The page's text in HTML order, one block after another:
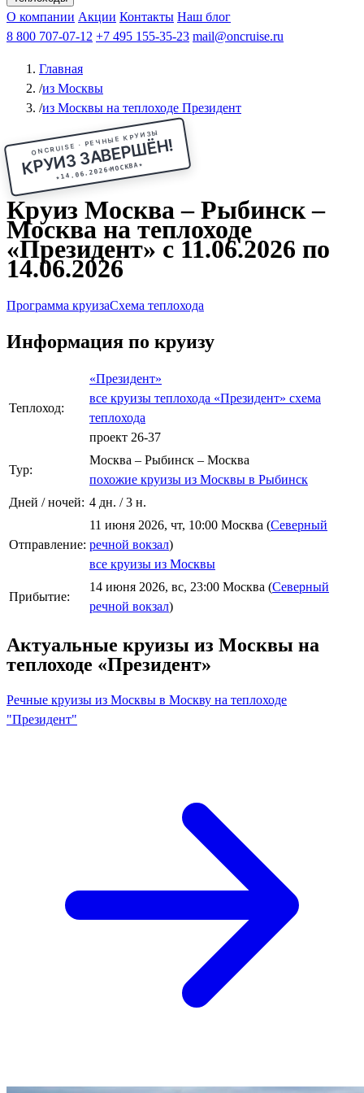
Чебоксарыиз Волгоградаиз Саратова Все города
КазаньВ Нижний НовгородВ ПермьВ Ростов-на-Дону
РыбинскНа СоловкиНа ВалаамПо ОкеПо Енисею
Афанасий Никитин Октябрьская революция
ФединАлександр СвешниковИван
МироновА.С.Попов
О компании Акции Контакты Наш блог
8 800 707-07-12 +7 495 155-35-23 mail@oncruise.ru
Главная
/из Москвы
/из Москвы на теплоходе Президент
ONCRUISE · РЕЧНЫЕ КРУИЗЫ
КРУИЗ ЗАВЕРШЁН!
★14.06.2026МОСКВА★
Круиз Москва – Рыбинск –
Москва на теплоходе
«Президент» с 11.06.2026 по
14.06.2026
Программа круизаСхема теплохода
Информация по круизу
Теплоход:
«Президент»
все круизы теплохода «Президент» схема
теплохода
проект 26-37
Тур:
Москва – Рыбинск – Москва
похожие круизы из Москвы в Рыбинск
Дней / ночей: 4 дн. / 3 н.
Отправление:
11 июня 2026, чт, 10:00 Москва (Северный
речной вокзал)
все круизы из Москвы
Прибытие:
14 июня 2026, вс, 23:00 Москва (Северный
речной вокзал)
Актуальные круизы из Москвы на
теплоходе «Президент»
Речные круизы из Москвы в Москву на теплоходе
"Президент"